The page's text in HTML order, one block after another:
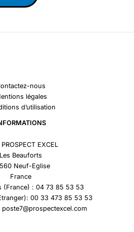
nous
légales
d’utilisation
EXCEL
Les Beauforts
Neuf-Eglise
France
(France) : 04 73 85 53 53
00 33 473 85 53 53